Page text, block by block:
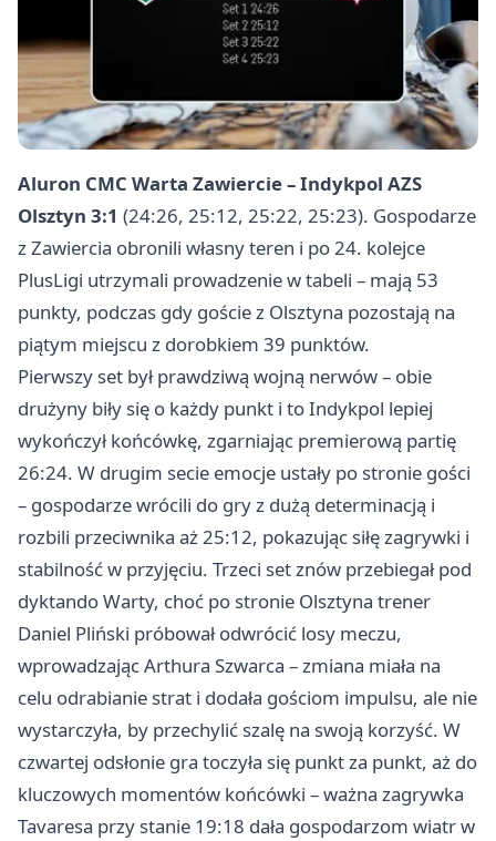
Aluron CMC Warta Zawiercie – Indykpol AZS
Olsztyn 3:1 (24:26, 25:12, 25:22, 25:23). Gospodarze
z Zawiercia obronili własny teren i po 24. kolejce
PlusLigi utrzymali prowadzenie w tabeli – mają 53
punkty, podczas gdy goście z Olsztyna pozostają na
piątym miejscu z dorobkiem 39 punktów.
Pierwszy set był prawdziwą wojną nerwów – obie
drużyny biły się o każdy punkt i to Indykpol lepiej
wykończył końcówkę, zgarniając premierową partię
26:24. W drugim secie emocje ustały po stronie gości
– gospodarze wrócili do gry z dużą determinacją i
rozbili przeciwnika aż 25:12, pokazując siłę zagrywki i
stabilność w przyjęciu. Trzeci set znów przebiegał pod
dyktando Warty, choć po stronie Olsztyna trener
Daniel Pliński próbował odwrócić losy meczu,
wprowadzając Arthura Szwarca – zmiana miała na
celu odrabianie strat i dodała gościom impulsu, ale nie
wystarczyła, by przechylić szalę na swoją korzyść. W
czwartej odsłonie gra toczyła się punkt za punkt, aż do
kluczowych momentów końcówki – ważna zagrywka
Tavaresa przy stanie 19:18 dała gospodarzom wiatr w